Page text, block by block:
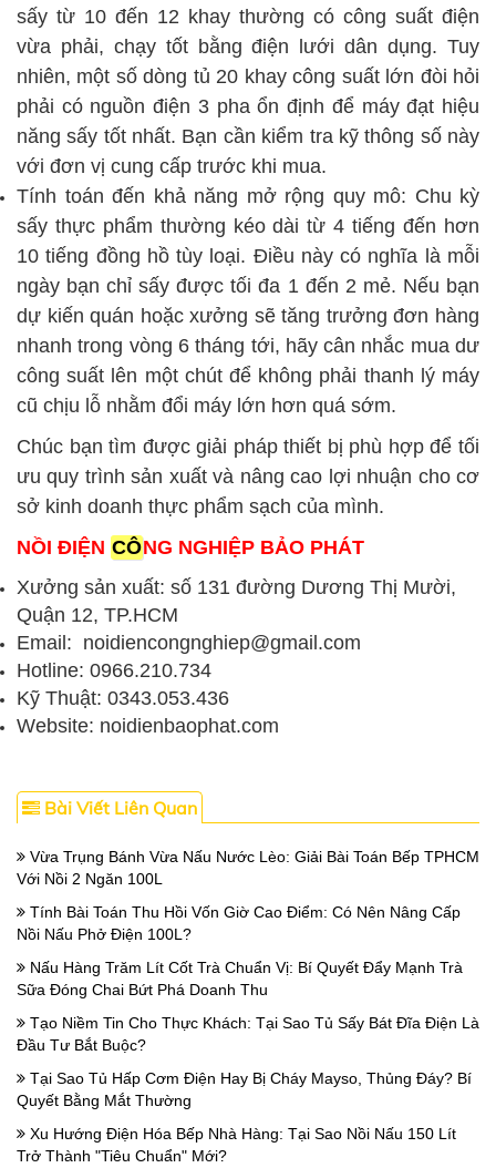
sấy từ 10 đến 12 khay thường có công suất điện
vừa phải, chạy tốt bằng điện lưới dân dụng. Tuy
nhiên, một số dòng tủ 20 khay công suất lớn đòi hỏi
phải có nguồn điện 3 pha ổn định để máy đạt hiệu
năng sấy tốt nhất. Bạn cần kiểm tra kỹ thông số này
với đơn vị cung cấp trước khi mua.
Tính toán đến khả năng mở rộng quy mô: Chu kỳ
sấy thực phẩm thường kéo dài từ 4 tiếng đến hơn
10 tiếng đồng hồ tùy loại. Điều này có nghĩa là mỗi
ngày bạn chỉ sấy được tối đa 1 đến 2 mẻ. Nếu bạn
dự kiến quán hoặc xưởng sẽ tăng trưởng đơn hàng
nhanh trong vòng 6 tháng tới, hãy cân nhắc mua dư
công suất lên một chút để không phải thanh lý máy
cũ chịu lỗ nhằm đổi máy lớn hơn quá sớm.
Chúc bạn tìm được giải pháp thiết bị phù hợp để tối
ưu quy trình sản xuất và nâng cao lợi nhuận cho cơ
sở kinh doanh thực phẩm sạch của mình.
NỒI ĐIỆN CÔNG NGHIỆP BẢO PHÁT
Xưởng sản xuất: số 131 đường Dương Thị Mười,
Quận 12, TP.HCM
Email: noidiencongnghiep@gmail.com
Hotline: 0966.210.734
Kỹ Thuật: 0343.053.436
Website: noidienbaophat.com
Bài Viết Liên Quan
Vừa Trụng Bánh Vừa Nấu Nước Lèo: Giải Bài Toán Bếp TPHCM
Với Nồi 2 Ngăn 100L
Tính Bài Toán Thu Hồi Vốn Giờ Cao Điểm: Có Nên Nâng Cấp
Nồi Nấu Phở Điện 100L?
Nấu Hàng Trăm Lít Cốt Trà Chuẩn Vị: Bí Quyết Đẩy Mạnh Trà
Sữa Đóng Chai Bứt Phá Doanh Thu
Tạo Niềm Tin Cho Thực Khách: Tại Sao Tủ Sấy Bát Đĩa Điện Là
Đầu Tư Bắt Buộc?
Tại Sao Tủ Hấp Cơm Điện Hay Bị Cháy Mayso, Thủng Đáy? Bí
Quyết Bằng Mắt Thường
Xu Hướng Điện Hóa Bếp Nhà Hàng: Tại Sao Nồi Nấu 150 Lít
Trở Thành "Tiêu Chuẩn" Mới?